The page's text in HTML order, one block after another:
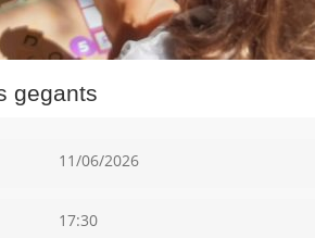
gegants
11/06/2026
17:30